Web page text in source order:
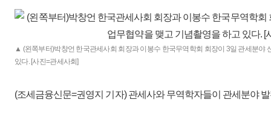
▲ (왼쪽부터)박창언 한국관세사회 회장과 이봉수 한국무역학회 회장이 3일 관세분야
있다. [사진=관세사회]
(조세금융신문=권영지 기자) 관세사와 무역학자들이 관세분야